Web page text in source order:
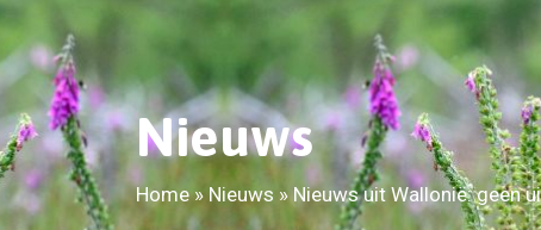
Nieuws
Home» Nieuws » Nieuws uit Wallonië: geen